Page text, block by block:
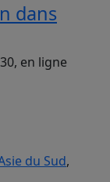
dans
en ligne
du Sud,